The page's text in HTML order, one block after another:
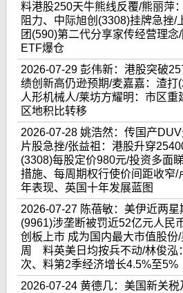
料港股250天牛熊线反覆/熊丽萍
阻力、中际旭创(3308)挂牌急挫/
团(590)第二代分享家传经营理
ETF爆仓
2026-07-29 彭伟新：港股突破
绩创新高仍逊预期/麦嘉嘉：渣打
人形机械人/莱坊方耀明：市区
区地积比转移
2026-07-28 姚浩然：传国产
片股急挫/张益祖：港股升穿
(3308)每股定价980元/投资多面
措施、每周期权行使价间距收窄/
年表现、英国十年发展蓝图
2026-07-27 陈蓓敏：美伊近两
(9961)涉垄断被罚近52亿元人民
创板上市 成为国内最大市值股份
周 料英美日均按兵不动/林俊泓
次、料第2季经济增长4.5%至5%
2026-07-24 黄德几：美国新关